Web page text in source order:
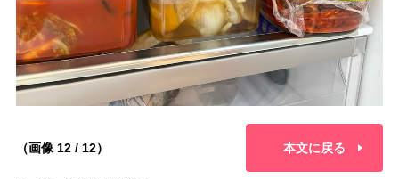
（画像 12 / 12） 本文に戻る